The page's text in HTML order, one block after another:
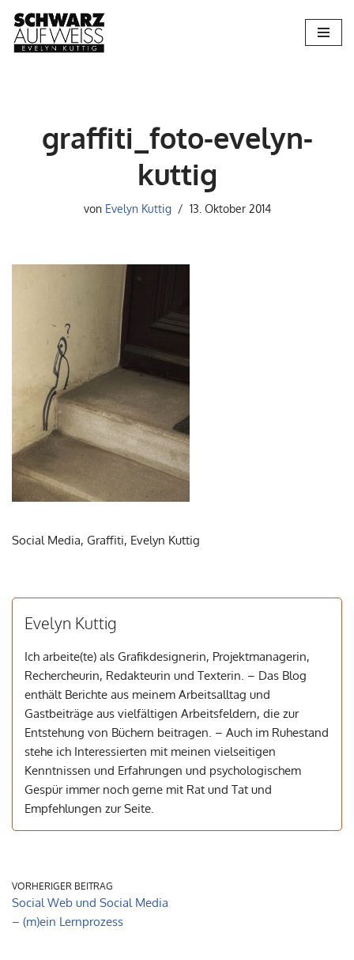
Zum
graffiti_foto-evelyn-
kuttig
von Evelyn Kuttig 13. Oktober 2014
Social Media, Graffiti, Evelyn Kuttig
Evelyn Kuttig
Ich arbeite(te) als Grafikdesignerin, Projektmanagerin,
Rechercheurin, Redakteurin und Texterin. – Das Blog
enthält Berichte aus meinem Arbeitsalltag und
Gastbeiträge aus vielfältigen Arbeitsfeldern, die zur
Entstehung von Büchern beitragen. – Auch im Ruhestand
stehe ich Interessierten mit meinen vielseitigen
Kenntnissen und Erfahrungen und psychologischem
Gespür immer noch gerne mit Rat und Tat und
Empfehlungen zur Seite.
VORHERIGER BEITRAG
Social Web und Social Media
– (m)ein Lernprozess